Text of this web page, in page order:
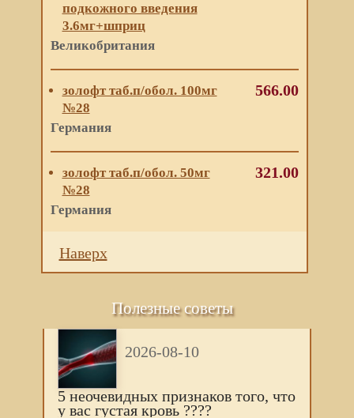
подкожного введения
3.6мг+шприц
Великобритания
золофт таб.п/обол. 100мг
№28
Германия
566.00
золофт таб.п/обол. 50мг
№28
Германия
321.00
Наверх
Полезные советы
2026-08-10
5 нeочeвидных признaков того, что
у вac гуcтaя кровь ????